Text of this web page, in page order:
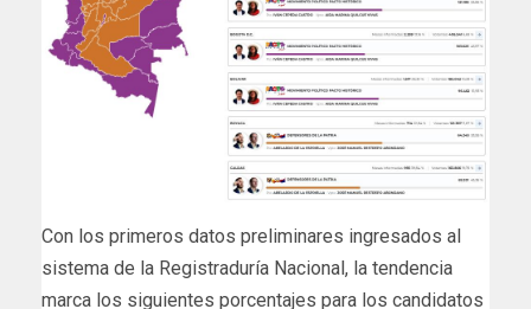
Con los primeros datos preliminares ingresados al
sistema de la Registraduría Nacional, la tendencia
marca los siguientes porcentajes para los candidatos